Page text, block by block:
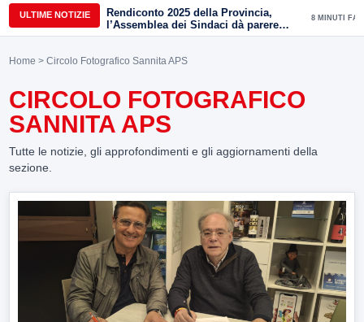
ULTIME NOTIZIE
Rendiconto 2025 della Provincia,
l’Assemblea dei Sindaci dà parere
favorevole all’unanimità
8 MINUTI FA
Home > Circolo Fotografico Sannita APS
CIRCOLO FOTOGRAFICO
SANNITA APS
Tutte le notizie, gli approfondimenti e gli aggiornamenti della
sezione.